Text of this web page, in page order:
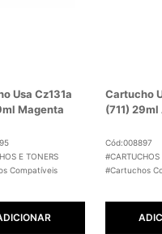
Usa Cz131a
Magenta
E TONERS
Compatíveis
Cartucho
(711)
Cód:008897
#CARTUCHOS
#Cartuchos